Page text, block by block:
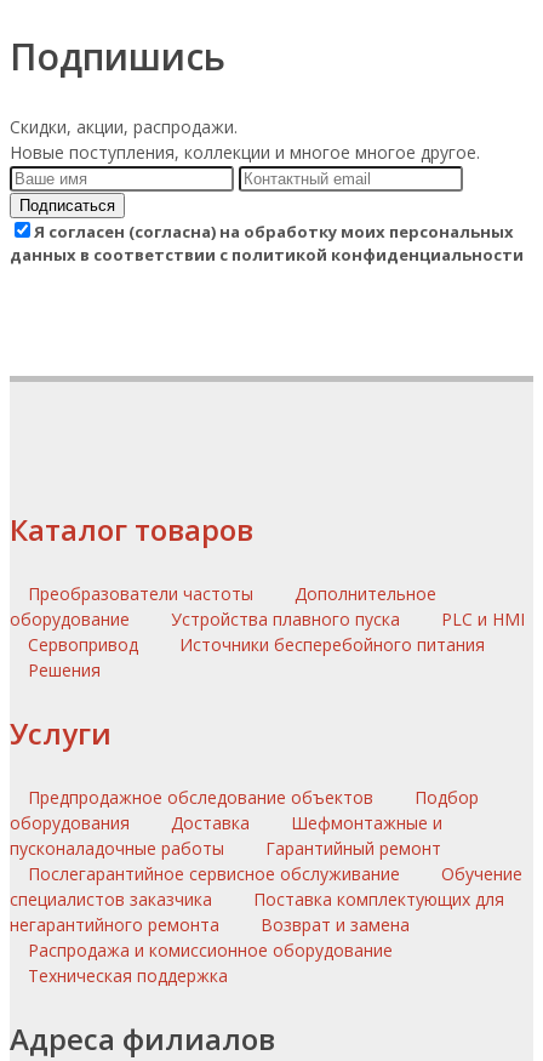
Подпишись
Скидки, акции, распродажи.
Новые поступления, коллекции и многое многое другое.
Подписаться
Я согласен (согласна) на обработку моих персональных
данных в соответствии с политикой конфиденциальности
Каталог товаров
Преобразователи частоты
Дополнительное
оборудование
Устройства плавного пуска
PLC и HMI
Сервопривод
Источники бесперебойного питания
Решения
Услуги
Предпродажное обследование объектов
Подбор
оборудования
Доставка
Шефмонтажные и
пусконаладочные работы
Гарантийный ремонт
Послегарантийное сервисное обслуживание
Обучение
специалистов заказчика
Поставка комплектующих для
негарантийного ремонта
Возврат и замена
Распродажа и комиссионное оборудование
Техническая поддержка
Адреса филиалов